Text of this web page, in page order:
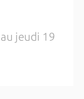
jeudi 19